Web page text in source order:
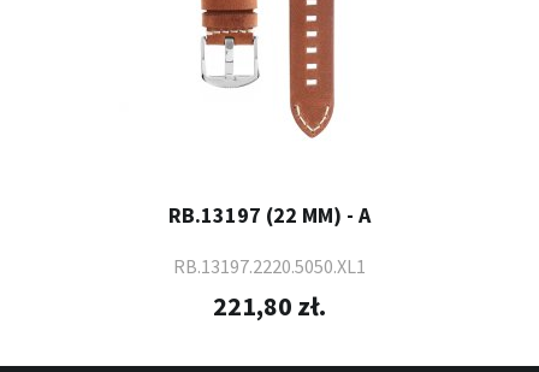
RB.13197 (22 MM) - A
RB.13197.2220.5050.XL1
221,80 zł.